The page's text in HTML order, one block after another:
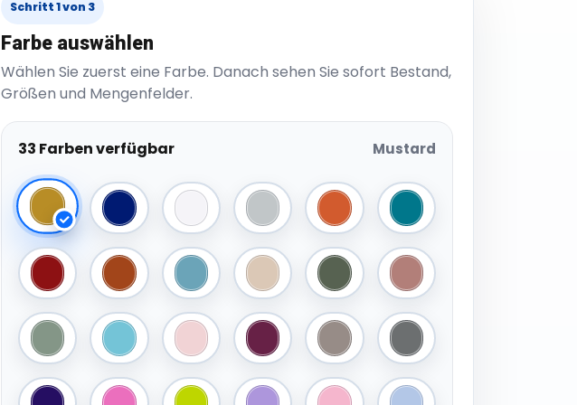
Schritt 1 von 3
Farbe auswählen
Wählen Sie zuerst eine Farbe. Danach sehen Sie sofort Bestand,
Größen und Mengenfelder.
33 Farben verfügbar Mustard
Mustard True Blue White Light Grey Cinnamon Deep Blue
Deep Red Terra Jeans Blue Sand Army GreenOld Pink
Old Green Pacific Blue Blossom PinkBurgundy CappuccinoAnthracite Grey